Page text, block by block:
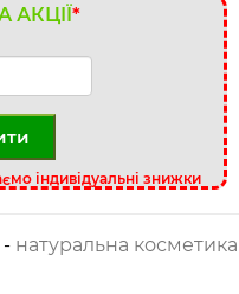
АКЦІЇ*
індивідуальні знижки
- натуральна косметика